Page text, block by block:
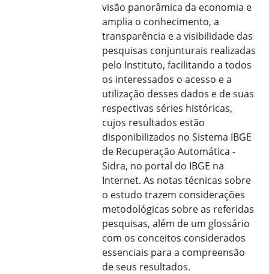
visão panorâmica da economia e
amplia o conhecimento, a
transparência e a visibilidade das
pesquisas conjunturais realizadas
pelo Instituto, facilitando a todos
os interessados o acesso e a
utilização desses dados e de suas
respectivas séries históricas,
cujos resultados estão
disponibilizados no Sistema IBGE
de Recuperação Automática -
Sidra, no portal do IBGE na
Internet. As notas técnicas sobre
o estudo trazem considerações
metodológicas sobre as referidas
pesquisas, além de um glossário
com os conceitos considerados
essenciais para a compreensão
de seus resultados.